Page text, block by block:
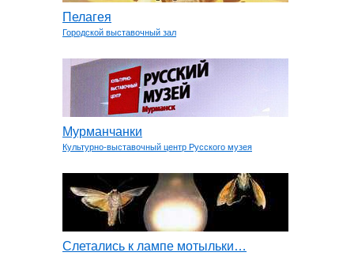
Пелагея
Городской выставочный зал
Мурманчанки
Культурно-выставочный центр Русского музея
Слетались к лампе мотыльки…